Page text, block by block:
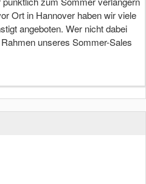
Ort in Hannover haben wir viele
angeboten. Wer nicht dabei
unseres Sommer-Sales